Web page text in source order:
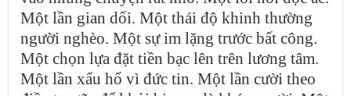
Một lần gian dối. Một thái độ khinh thường
người nghèo. Một sự im lặng trước bất công.
Một chọn lựa đặt tiền bạc lên trên lương tâm.
Một lần xấu hổ vì đức tin. Một lần cười theo